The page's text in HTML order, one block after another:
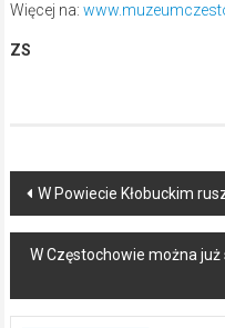
Więcej na:
ZS
Post
navigation
W Powiecie Kłobuckim
W Częstochowie można